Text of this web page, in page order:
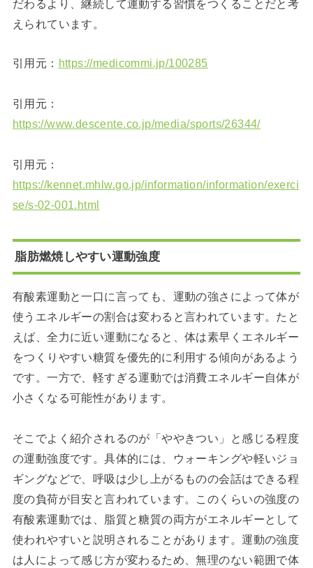
だわるより、継続して運動する習慣をつくることだと考
えられています。
引用元： https://medicommi.jp/100285
引用元：
https://www.descente.co.jp/media/sports/26344/
引用元：
https://kennet.mhlw.go.jp/information/information/exerci
se/s-02-001.html
脂肪燃焼しやすい運動強度
有酸素運動と一口に言っても、運動の強さによって体が
使うエネルギーの割合は変わると言われています。たと
えば、全力に近い運動になると、体は素早くエネルギー
をつくりやすい糖質を優先的に利用する傾向があるよう
です。一方で、軽すぎる運動では消費エネルギー自体が
小さくなる可能性があります。
そこでよく紹介されるのが「ややきつい」と感じる程度
の運動強度です。具体的には、ウォーキングや軽いジョ
ギングなどで、呼吸は少し上がるものの会話はできる程
度の負荷が目安と言われています。このくらいの強度の
有酸素運動では、脂質と糖質の両方がエネルギーとして
使われやすいと説明されることがあります。運動の強度
は人によって感じ方が変わるため、無理のない範囲で体